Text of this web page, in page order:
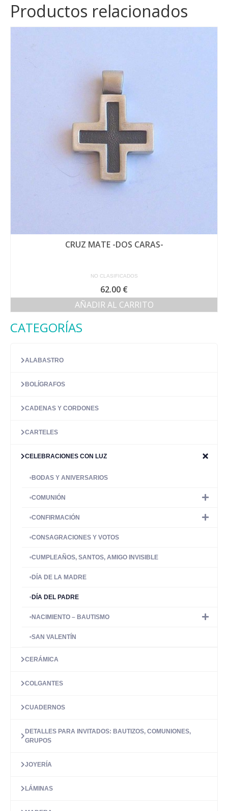
Productos relacionados
CRUZ MATE -DOS CARAS-
NO CLASIFICADOS
62.00 €
AÑADIR AL CARRITO
CATEGORÍAS
ALABASTRO
BOLÍGRAFOS
CADENAS Y CORDONES
CARTELES
CELEBRACIONES CON LUZ
BODAS Y ANIVERSARIOS
COMUNIÓN
CONFIRMACIÓN
CONSAGRACIONES Y VOTOS
CUMPLEAÑOS, SANTOS, AMIGO INVISIBLE
DÍA DE LA MADRE
DÍA DEL PADRE
NACIMIENTO – BAUTISMO
SAN VALENTÍN
CERÁMICA
COLGANTES
CUADERNOS
DETALLES PARA INVITADOS: BAUTIZOS, COMUNIONES,
GRUPOS
JOYERÍA
LÁMINAS